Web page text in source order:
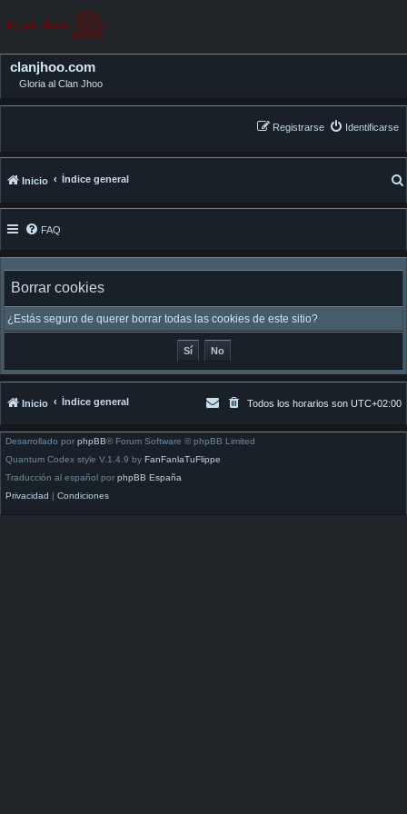
clanjhoo.com
Gloria al Clan Jhoo
Identificarse
Registrarse
Inicio Índice general
FAQ
Borrar cookies
¿Estás seguro de querer borrar todas las cookies de este sitio?
Inicio Índice general Todos los horarios son UTC+02:00
Desarrollado por phpBB® Forum Software © phpBB Limited
Quantum Codex style V.1.4.9 by FanFanlaTuFlippe
Traducción al español por phpBB España
Privacidad
Condiciones